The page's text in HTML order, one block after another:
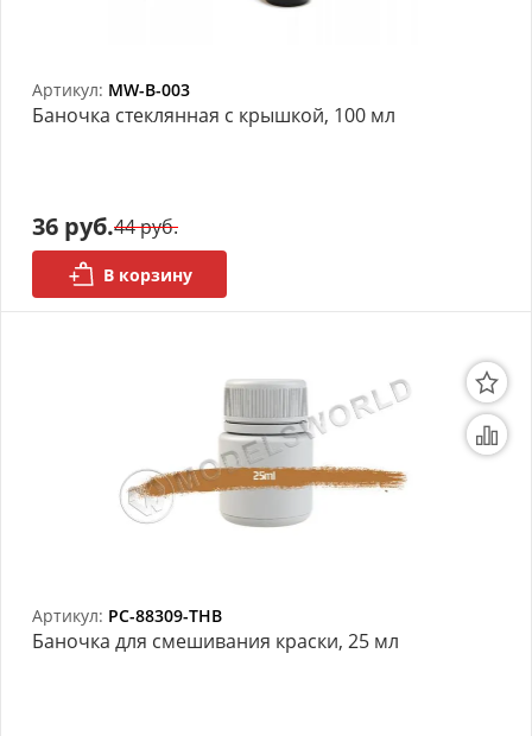
Артикул: MW-B-003
Баночка стеклянная с крышкой, 100 мл
36 руб.44 руб.
В корзину
Артикул: PC-88309-THB
Баночка для смешивания краски, 25 мл